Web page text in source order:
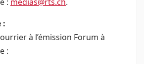
: medias@rts.ch.
:
à l’émission Forum à
: